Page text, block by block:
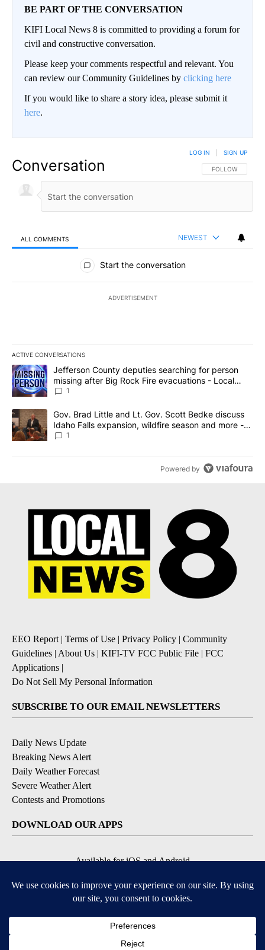
BE PART OF THE CONVERSATION
KIFI Local News 8 is committed to providing a forum for
civil and constructive conversation.
Please keep your comments respectful and relevant. You
can review our Community Guidelines by clicking here
If you would like to share a story idea, please submit it
here.
Conversation FOLLOW THIS
FOLLOW
LOG IN SIGN UP
ALL COMMENTS NEWEST
All Comments
Start the conversation
ADVERTISEMENT
ACTIVE CONVERSATIONS
The following is a list of the most commented articles in the last
A trending article titled "Jefferson County deputies searching
Jefferson County deputies searching for person
missing after Big Rock Fire evacuations - Local
News 8
1
A trending article titled "Gov. Brad Little and Lt. Gov. Scott
Gov. Brad Little and Lt. Gov. Scott Bedke discuss
Idaho Falls expansion, wildfire season and more -
Local News 8
1
Powered by
EEO Report | Terms of Use | Privacy Policy | Community
Guidelines | About Us | KIFI-TV FCC Public File | FCC
Applications |
Do Not Sell My Personal Information
SUBSCRIBE TO OUR EMAIL NEWSLETTERS
Daily News Update
Breaking News Alert
Daily Weather Forecast
Severe Weather Alert
Contests and Promotions
DOWNLOAD OUR APPS
Available for iOS and Android
© 2026, NPG of Idaho, Inc. Idaho Falls, ID USA